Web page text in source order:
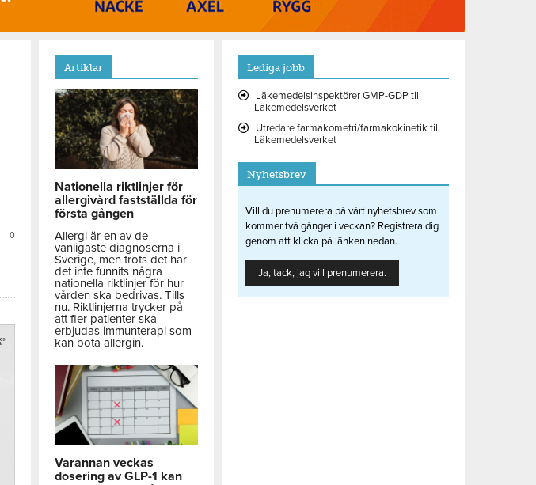
0
Artiklar
Nationella riktlinjer för
allergivård fastställda för
första gången
Allergi är en av de
vanligaste diagnoserna i
Sverige, men trots det har
det inte funnits några
nationella riktlinjer för hur
vården ska bedrivas. Tills
nu. Riktlinjerna trycker på
att fler patienter ska
erbjudas immunterapi som
kan bota allergin.
Varannan veckas
dosering av GLP-1 kan
Lediga jobb
Läkemedelsinspektörer GMP-GDP till
Läkemedelsverket
Utredare farmakometri/farmakokinetik till
Läkemedelsverket
Nyhetsbrev
Vill du prenumerera på vårt nyhetsbrev som
kommer två gånger i veckan? Registrera dig
genom att klicka på länken nedan.
Ja, tack, jag vill prenumerera.